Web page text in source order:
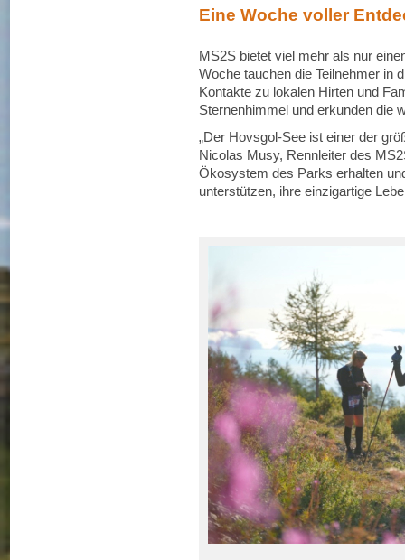
Eine Woche voller
MS2S bietet viel mehr als nur
Woche tauchen die Teilnehmer in
Kontakte zu lokalen Hirten und
Sternenhimmel und erkunden die
„Der Hovsgol-See ist einer der
Nicolas Musy, Rennleiter des
Ökosystem des Parks erhalten
unterstützen, ihre einzigartige